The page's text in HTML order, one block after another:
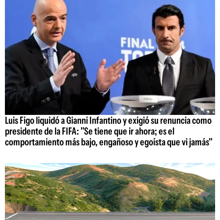
Luis Figo liquidó a Gianni Infantino y exigió su renuncia como
presidente de la FIFA: "Se tiene que ir ahora; es el
comportamiento más bajo, engañoso y egoísta que vi jamás"